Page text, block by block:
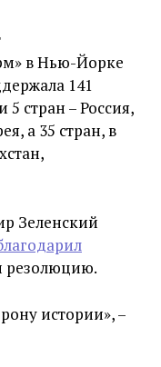
в Нью-Йорке
141
5 стран – Россия,
а 35 стран, в
Зеленский
резолюцию.
истории», –